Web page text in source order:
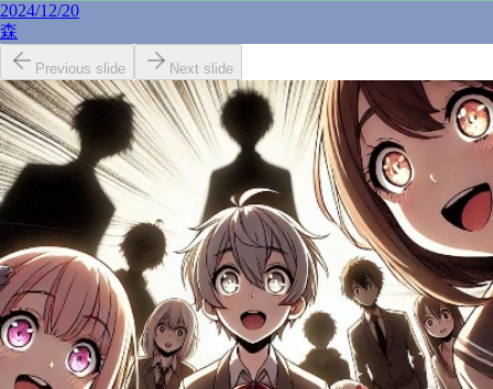
2024/12/20
森
Previous slide Next slide